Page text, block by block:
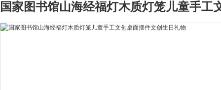
国家图书馆山海经福灯木质灯笼儿童手工